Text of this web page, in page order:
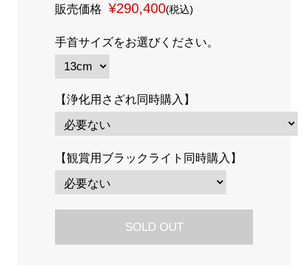
販売価格 ¥290,400(税込)
手首サイズをお選びください。
【浄化用さざれ同時購入】
【観賞用ブラックライト同時購入】
SOLD OUT